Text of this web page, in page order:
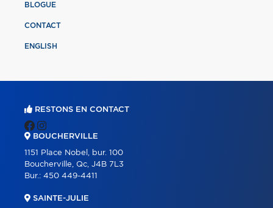
BLOGUE
CONTACT
ENGLISH
RESTONS EN CONTACT
BOUCHERVILLE
1151 Place Nobel, bur. 100
Boucherville, Qc, J4B 7L3
Bur.: 450 449-4411
SAINTE-JULIE